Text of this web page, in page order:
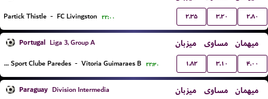
Partick Thistle - FC Livingston ۲۲:۰۰ ۲.۳۵ ۳.۲۰ ۲.۸۰
Portugal Liga 3, Group A میزبان مساوی میهمان
Uniao Sport Clube Paredes - Vitoria Guimaraes B ۲۲:۳۰ ۱.۸۲ ۳.۱۰ ۴.۰۰
Paraguay Division Intermedia میزبان مساوی میهمان